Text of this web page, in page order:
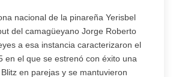
nacional de la pinareña Yerisbel
del camagüeyano Jorge Roberto
a esa instancia caracterizaron el
en el que se estrenó con éxito una
en parejas y se mantuvieron